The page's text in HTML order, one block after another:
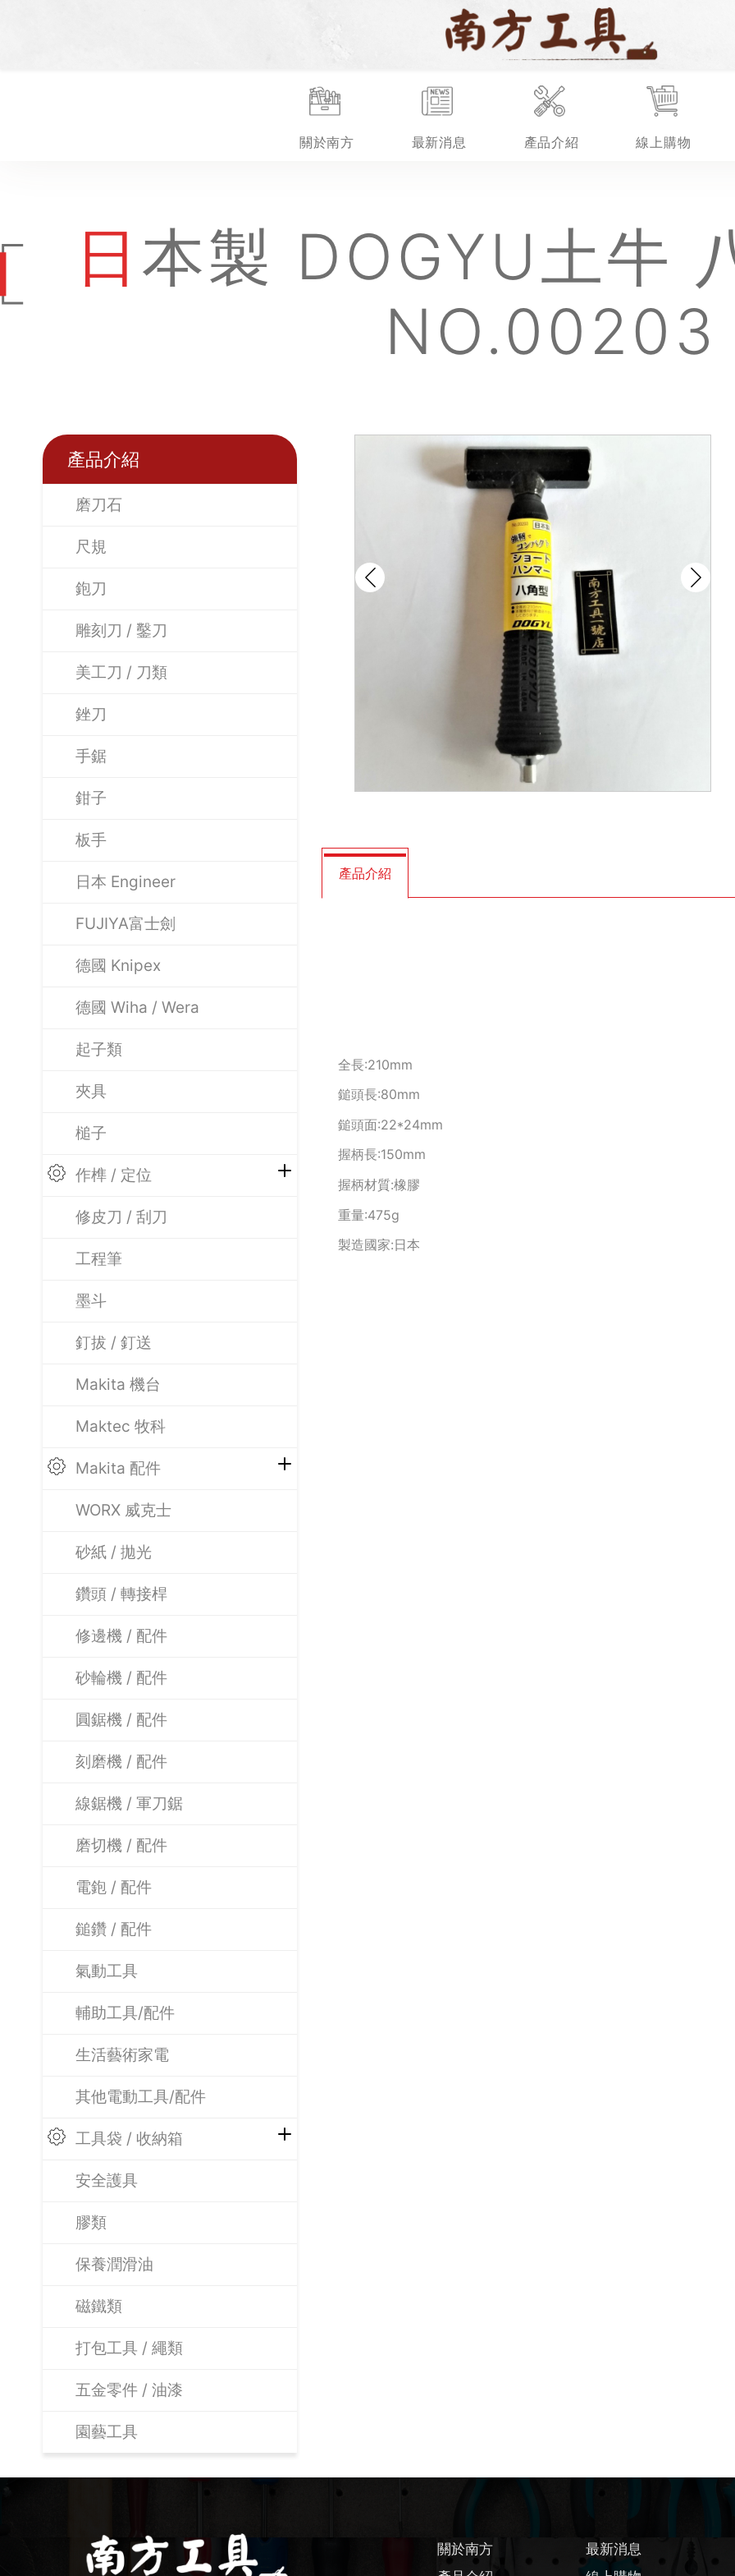
關於南方 最新消息 產品介紹 線上購物
日本製 DOGYU土牛 八角平頭鎚
NO.00203
產品介紹
磨刀石
尺規
鉋刀
雕刻刀 / 鑿刀
美工刀 / 刀類
銼刀
手鋸
鉗子
板手
日本 Engineer
FUJIYA富士劍
德國 Knipex
德國 Wiha / Wera
起子類
夾具
槌子
作榫 / 定位
修皮刀 / 刮刀
工程筆
墨斗
釘拔 / 釘送
Makita 機台
Maktec 牧科
Makita 配件
WORX 威克士
砂紙 / 拋光
鑽頭 / 轉接桿
修邊機 / 配件
砂輪機 / 配件
圓鋸機 / 配件
刻磨機 / 配件
線鋸機 / 軍刀鋸
磨切機 / 配件
電鉋 / 配件
鎚鑽 / 配件
氣動工具
輔助工具/配件
生活藝術家電
其他電動工具/配件
工具袋 / 收納箱
安全護具
膠類
保養潤滑油
磁鐵類
打包工具 / 繩類
五金零件 / 油漆
園藝工具
產品介紹
全長:210mm
鎚頭長:80mm
鎚頭面:22*24mm
握柄長:150mm
握柄材質:橡膠
重量:475g
製造國家:日本
關於南方
最新消息